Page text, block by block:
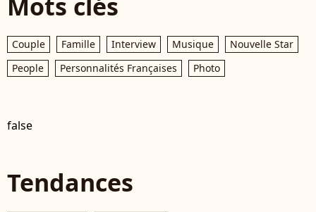
Couple Famille Interview Musique
Nouvelle Star
People
Personnalités Françaises Photo
false
Tendances